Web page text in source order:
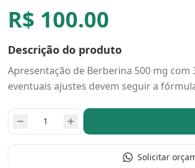
R$ 100.00
Descrição do produto
Apresentação de Berberina 500 mg
eventuais ajustes devem seguir a
Solicitar